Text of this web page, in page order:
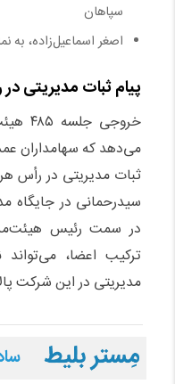
سپاهان
اصغر اسماعیل‌زاده، به
پیام ثبات مدیریتی
خروجی
می‌دهد که سهامداران
ثبات مدیریتی در رأس
سیدرحمانی در جایگاه
در سمت رئیس
ترکیب اعضا،
مدیریتی در این شرکت